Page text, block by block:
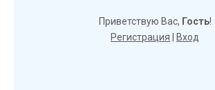
Приветствую Вас, Гость!
Регистрация
Вход